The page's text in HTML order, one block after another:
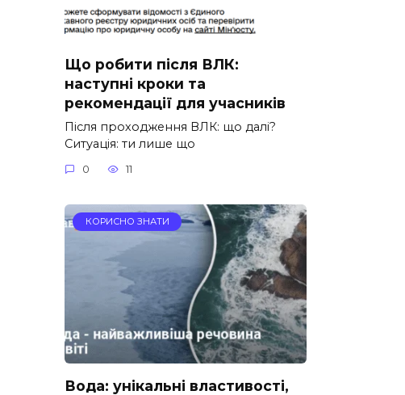
Що робити після ВЛК:
наступні кроки та
рекомендації для учасників
Після проходження ВЛК: що далі?
Ситуація: ти лише що
0 11
КОРИСНО ЗНАТИ
Вода: унікальні властивості,